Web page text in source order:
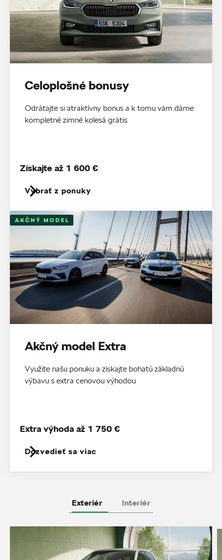
Celoplošné bonusy
Odrátajte si atraktívny bonus a k tomu vám dáme
kompletné zimné kolesá grátis
Vybrať z ponuky
Získajte až 1 600 €
AKČNÝ MODEL
Akčný model Extra
Využite našu ponuku a získajte bohatú základnú
výbavu s extra cenovou výhodou
Dozvedieť sa viac
Extra výhoda až 1 750 €
Exteriér Interiér